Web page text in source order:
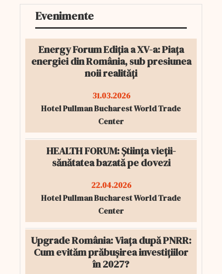
Evenimente
Energy Forum Ediția a XV-a: Piața
energiei din România, sub presiunea
noii realități
31.03.2026
Hotel Pullman Bucharest World Trade
Center
HEALTH FORUM: Știința vieții-
sănătatea bazată pe dovezi
22.04.2026
Hotel Pullman Bucharest World Trade
Center
Upgrade România: Viața după PNRR:
Cum evităm prăbușirea investițiilor
în 2027?